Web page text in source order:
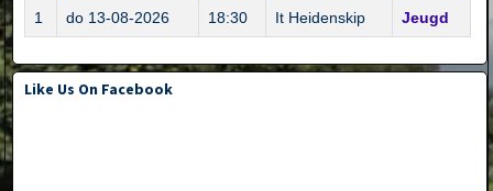
1 do 13-08-2026 18:30 It Heidenskip Jeugd
Like Us On Facebook